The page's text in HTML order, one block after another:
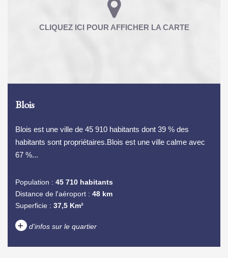
Blois
Blois est une ville de 45 910 habitants dont 39 % des
habitants sont propriétaires.Blois est une ville calme avec
67 %...
Population : 45 710 habitants
Distance de l'aéroport : 48 km
Superficie : 37,5 Km²
+ d'infos sur le quartier